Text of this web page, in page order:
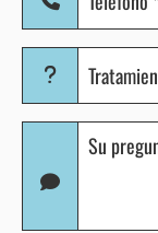
(Obligatorio)
Tratamiento
su
(Obligatorio)
Pregunta